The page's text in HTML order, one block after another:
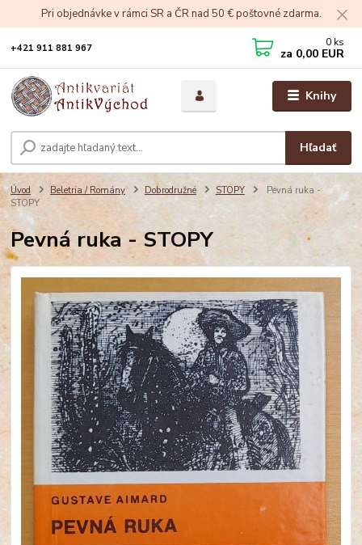
Pri objednávke v rámci SR a ČR nad 50 € poštovné zdarma.
Knihy
Hľadať
+421 911 881 967 0 ks
za 0,00 EUR
Úvod Beletria / Romány Dobrodružné STOPY
Pevná ruka -
STOPY
Pevná ruka - STOPY